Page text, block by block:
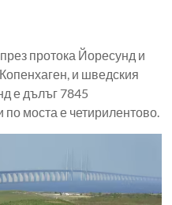
протока Йоресунд и
и шведския
е дълъг 7845
моста е четирилентово.